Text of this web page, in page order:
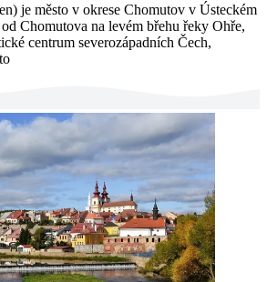
je město v okrese Chomutov v Ústeckém
Chomutova na levém břehu řeky Ohře,
centrum severozápadních Čech,